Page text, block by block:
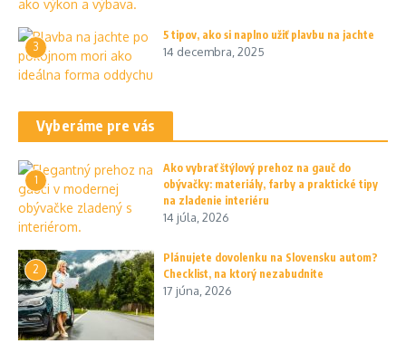
3
5 tipov, ako si naplno užiť plavbu na jachte
14 decembra, 2025
Vyberáme pre vás
1
Ako vybrať štýlový prehoz na gauč do
obývačky: materiály, farby a praktické tipy
na zladenie interiéru
14 júla, 2026
2
Plánujete dovolenku na Slovensku autom?
Checklist, na ktorý nezabudnite
17 júna, 2026